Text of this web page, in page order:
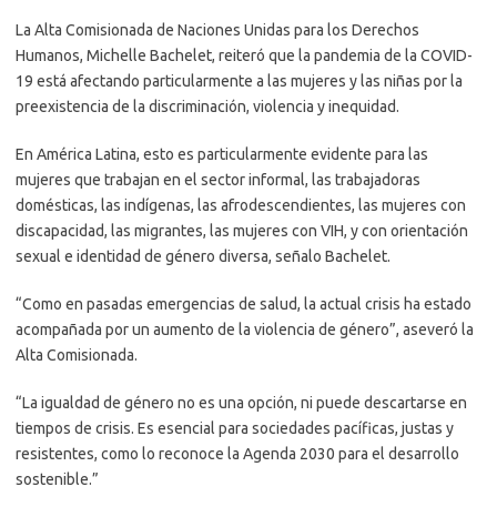
La Alta Comisionada de Naciones Unidas para los Derechos
Humanos, Michelle Bachelet, reiteró que la pandemia de la COVID-
19 está afectando particularmente a las mujeres y las niñas por la
preexistencia de la discriminación, violencia y inequidad.
En América Latina, esto es particularmente evidente para las
mujeres que trabajan en el sector informal, las trabajadoras
domésticas, las indígenas, las afrodescendientes, las mujeres con
discapacidad, las migrantes, las mujeres con VIH, y con orientación
sexual e identidad de género diversa, señalo Bachelet.
“Como en pasadas emergencias de salud, la actual crisis ha estado
acompañada por un aumento de la violencia de género”, aseveró la
Alta Comisionada.
“La igualdad de género no es una opción, ni puede descartarse en
tiempos de crisis. Es esencial para sociedades pacíficas, justas y
resistentes, como lo reconoce la Agenda 2030 para el desarrollo
sostenible.”